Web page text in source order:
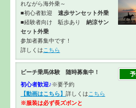
れながら海外乗～
■初心者歓迎 速歩サンセット外乗
■経験者向け 駈歩あり 納涼サン
セット外乗
参加者募集中です！
詳しくは こちら
ビーチ乗馬体験 随時募集中！
初心者歓迎♪※要予約
【動画はこちら】 詳しくは こちら
※服装は必ず長ズボンと